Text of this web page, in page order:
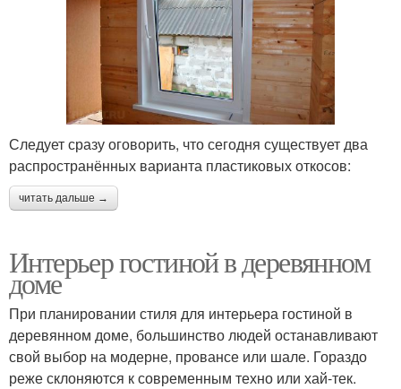
Следует сразу оговорить, что сегодня существует два
распространённых варианта пластиковых откосов:
читать дальше →
Интерьер гостиной в деревянном
доме
При планировании стиля для интерьера гостиной в
деревянном доме, большинство людей останавливают
свой выбор на модерне, провансе или шале. Гораздо
реже склоняются к современным техно или хай-тек.